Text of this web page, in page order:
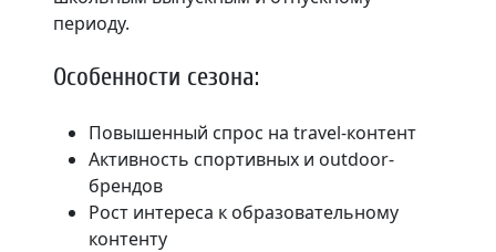
периоду.
Особенности сезона:
Повышенный спрос на travel-контент
Активность спортивных и outdoor-
брендов
Рост интереса к образовательному
контенту